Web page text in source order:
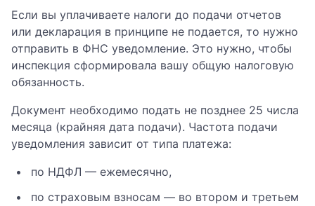
Если вы уплачиваете налоги до подачи отчетов
или декларация в принципе не подается, то нужно
отправить в ФНС уведомление. Это нужно, чтобы
инспекция сформировала вашу общую налоговую
обязанность.
Документ необходимо подать не позднее 25 числа
месяца (крайняя дата подачи). Частота подачи
уведомления зависит от типа платежа:
по НДФЛ — ежемесячно,
по страховым взносам — во втором и третьем